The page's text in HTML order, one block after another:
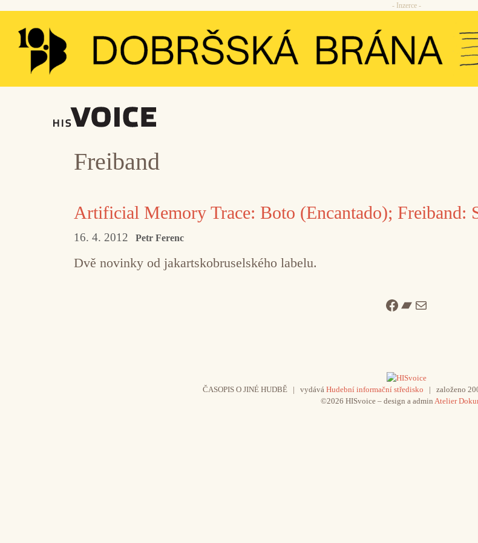
Přeskočit
obsah
- Inzerce -
Freiband
Artificial Memory Trace: Boto (Encantado); Freiband:
16. 4. 2012 Petr Ferenc
Dvě novinky od jakartskobruselského labelu.
Facebook
Bandcamp
Mail
ČASOPIS O JINÉ HUDBĚ | vydává Hudební informační středisko | založeno
©2026 HISvoice – design a admin Atelier